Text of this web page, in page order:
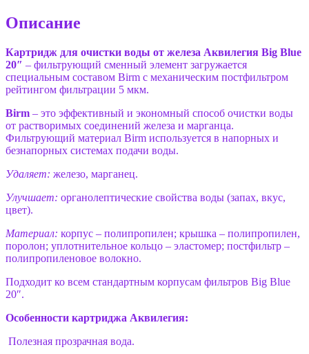
Описание
Картридж для очистки воды от железа Аквилегия Big Blue
20″ – фильтрующий сменный элемент загружается
специальным составом Birm с механическим постфильтром
рейтингом фильтрации 5 мкм.
Birm – это эффективный и экономный способ очистки воды
от растворимых соединений железа и марганца.
Фильтрующий материал Birm используется в напорных и
безнапорных системах подачи воды.
Удаляет: железо, марганец.
Улучшает: органолептические свойства воды (запах, вкус,
цвет).
Материал: корпус – полипропилен; крышка – полипропилен,
поролон; уплотнительное кольцо – эластомер; постфильтр –
полипропиленовое волокно.
Подходит ко всем стандартным корпусам фильтров Big Blue
20″.
Особенности картриджа Аквилегия:
Полезная прозрачная вода.